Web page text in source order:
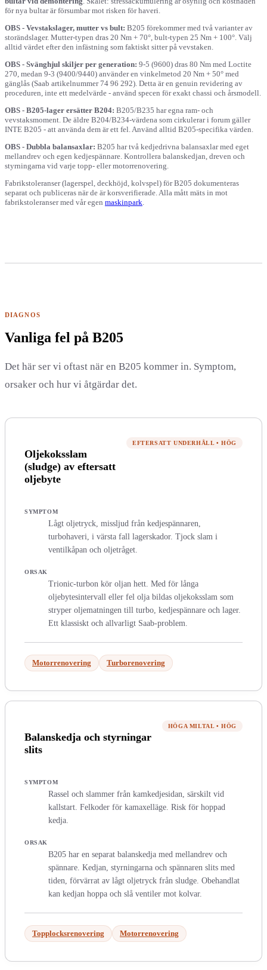
för nya bultar är försumbar mot risken för haveri.
OBS - Vevstakslager, mutter vs bult: B205 förekommer med två varianter av
storändslager. Mutter-typen dras 20 Nm + 70°, bult-typen 25 Nm + 100°. Välj
alltid värdet efter den infästning som faktiskt sitter på vevstaken.
OBS - Svänghjul skiljer per generation: 9-5 (9600) dras 80 Nm med Loctite
270, medan 9-3 (9400/9440) använder en vinkelmetod 20 Nm + 50° med
gänglås (Saab artikelnummer 74 96 292). Detta är en genuin revidering av
proceduren, inte ett medelvärde - använd specen för exakt chassi och årsmodell.
OBS - B205-lager ersätter B204: B205/B235 har egna ram- och
vevstaksmoment. De äldre B204/B234-värdena som cirkulerar i forum gäller
INTE B205 - att använda dem är ett fel. Använd alltid B205-specifika värden.
OBS - Dubbla balansaxlar: B205 har två kedjedrivna balansaxlar med eget
mellandrev och egen kedjespännare. Kontrollera balanskedjan, dreven och
styrningarna vid varje topp- eller motorrenovering.
Fabrikstoleranser (lagerspel, deckhöjd, kolvspel) för B205 dokumenteras
separat och publiceras när de är korsverifierade. Alla mått mäts in mot
fabrikstoleranser med vår egen maskinpark
DIAGNOS
Vanliga fel på B205
Det här ser vi oftast när en B205 kommer in. Symptom,
orsaker och hur vi åtgärdar det.
Oljekoksslam
(sludge) av eftersatt
oljebyte
EFTERSATT UNDERHÅLL•HÖG
SYMPTOM
Lågt oljetryck, missljud från kedjespännaren,
turbohaveri, i värsta fall lagerskador. Tjock slam i
ventilkåpan och oljetråget.
ORSAK
Trionic-turbon kör oljan hett. Med för långa
oljebytesintervall eller fel olja bildas oljekoksslam som
stryper oljematningen till turbo, kedjespännare och lager.
Ett klassiskt och allvarligt Saab-problem.
Motorrenovering Turborenovering
Balanskedja och styrningar
slits
HÖGA MILTAL•HÖG
SYMPTOM
Rassel och slammer från kamkedjesidan, särskilt vid
kallstart. Felkoder för kamaxelläge. Risk för hoppad
kedja.
ORSAK
B205 har en separat balanskedja med mellandrev och
spännare. Kedjan, styrningarna och spännaren slits med
tiden, förvärrat av lågt oljetryck från sludge. Obehandlat
kan kedjan hoppa och slå ventiler mot kolvar.
Topplocksrenovering Motorrenovering